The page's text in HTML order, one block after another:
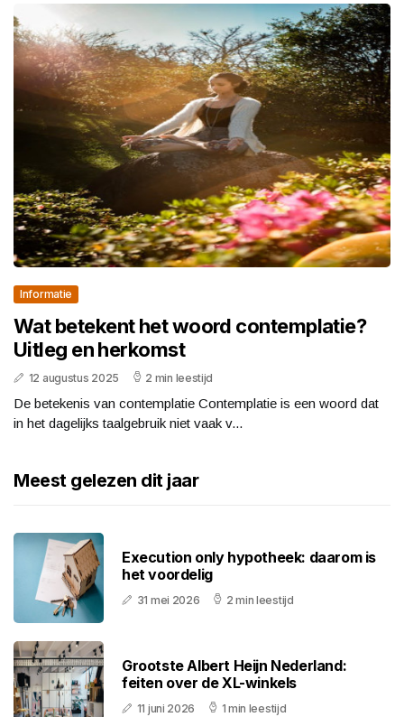
Informatie
Wat betekent het woord contemplatie?
Uitleg en herkomst
12 augustus 2025 2 min leestijd
De betekenis van contemplatie Contemplatie is een woord dat
in het dagelijks taalgebruik niet vaak v...
Meest gelezen dit jaar
Execution only hypotheek: daarom is
het voordelig
31 mei 2026 2 min leestijd
Grootste Albert Heijn Nederland:
feiten over de XL-winkels
11 juni 2026 1 min leestijd